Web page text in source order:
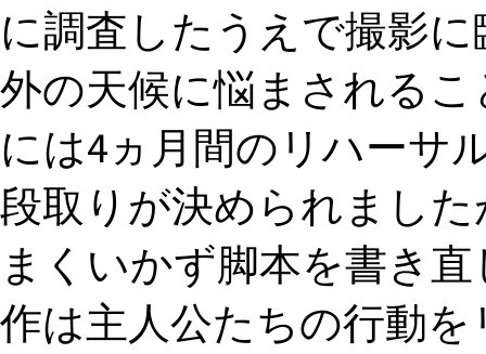
に調査したうえで撮影
外の天候に悩まされる
には4ヵ月間のリハーサ
段取りが決められまし
まくいかず脚本を書き
作は主人公たちの行動